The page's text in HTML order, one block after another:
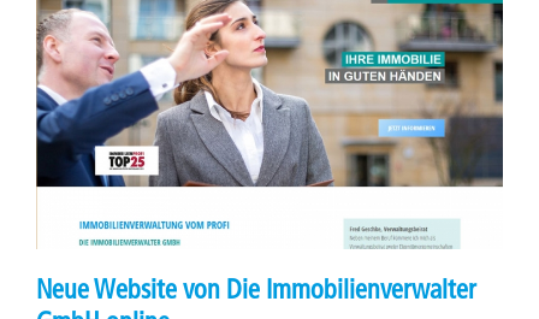
Neue Website von Die Immobilienverwalter